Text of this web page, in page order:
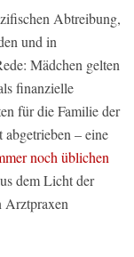
Abtreibung,
und in
Mädchen gelten
finanzielle
für die Familie der
– eine
noch üblichen
dem Licht der
Arztpraxen